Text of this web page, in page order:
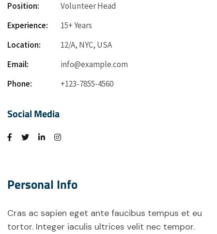
Position:
Volunteer Head
Experience:
15+ Years
Location:
12/A, NYC, USA
Email:
info@example.com
Phone:
+123-7855-4560
Social Media
Personal Info
Cras ac sapien eget ante faucibus tempus et eu
tortor. Integer iaculis ultrices velit nec tempor.